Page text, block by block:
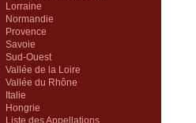
Lorraine
Normandie
Provence
Savoie
Sud-Ouest
Vallée de la Loire
Vallée du Rhône
Italie
Hongrie
Liste des Appellations